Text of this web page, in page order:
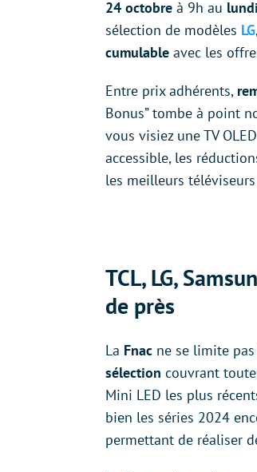
24 octobre à 9h au
sélection de modèles LG
cumulable avec les
Entre prix adhérents,
Bonus” tombe à point
vous visiez une TV
accessible, les
les meilleurs
TCL, LG,
de près
La Fnac ne se limite
sélection couvrant
Mini LED les plus
bien les séries 2024
permettant de réaliser